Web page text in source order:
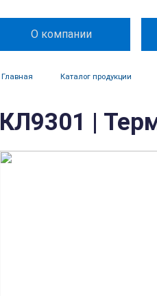
О компании
Главная Каталог продукции
КЛ9301 |